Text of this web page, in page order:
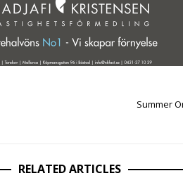
Summer
RELATED ARTICLES